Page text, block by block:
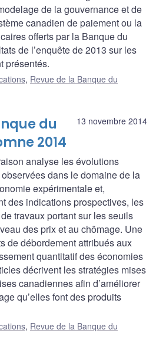
de la gouvernance et de
canadien de paiement ou la
offerts par la Banque du
de l’enquête de 2013 sur les
présentés.
, Revue de la Banque du
13 novembre 2014
du
2014
analyse les évolutions
dans le domaine de la
expérimentale et,
des indications prospectives, les
travaux portant sur les seuils
des prix et au chômage. Une
de débordement attribués aux
quantitatif des économies
décrivent les stratégies mises
canadiennes afin d’améliorer
qu’elles font des produits
, Revue de la Banque du